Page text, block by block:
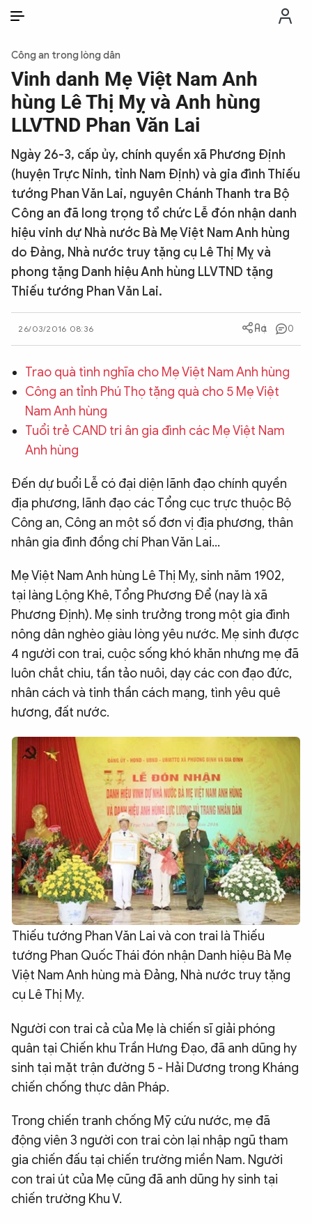
THỜI SỰ
CHỐNG DIỄN BIẾN HÒA BÌNH
CÔNG AN TRONG LÒNG DÂN
XÃ HỘI
PHÁP LUẬT
CÔNG NGHỆ
QUỐC TẾ
VĂN HÓA - THỂ THAO
BẠN ĐỌC & CAND
ĐA PHƯƠNG TIỆN
eMagazine
Podcast
Video Ảnh
Infographic
Chuyên đề
Công an trong lòng dân
Vinh danh Mẹ Việt Nam Anh
hùng Lê Thị Mỵ và Anh hùng
LLVTND Phan Văn Lai
Ngày 26-3, cấp ủy, chính quyền xã Phương Định
(huyện Trực Ninh, tỉnh Nam Định) và gia đình Thiếu
tướng Phan Văn Lai, nguyên Chánh Thanh tra Bộ
Công an đã long trọng tổ chức Lễ đón nhận danh
hiệu vinh dự Nhà nước Bà Mẹ Việt Nam Anh hùng
do Đảng, Nhà nước truy tặng cụ Lê Thị Mỵ và
phong tặng Danh hiệu Anh hùng LLVTND tặng
Thiếu tướng Phan Văn Lai.
26/03/2016 08:36 0
Trao quà tình nghĩa cho Mẹ Việt Nam Anh hùng
Công an tỉnh Phú Thọ tặng quà cho 5 Mẹ Việt
Nam Anh hùng
Tuổi trẻ CAND tri ân gia đình các Mẹ Việt Nam
Anh hùng
Đến dự buổi Lễ có đại diện lãnh đạo chính quyền
địa phương, lãnh đạo các Tổng cục trực thuộc Bộ
Công an, Công an một số đơn vị địa phương, thân
nhân gia đình đồng chí Phan Văn Lai...
Mẹ Việt Nam Anh hùng Lê Thị Mỵ, sinh năm 1902,
tại làng Lộng Khê, Tổng Phương Để (nay là xã
Phương Định). Mẹ sinh trưởng trong một gia đình
nông dân nghèo giàu lòng yêu nước. Mẹ sinh được
4 người con trai, cuộc sống khó khăn nhưng mẹ đã
luôn chắt chiu, tần tảo nuôi, dạy các con đạo đức,
nhân cách và tinh thần cách mạng, tình yêu quê
hương, đất nước.
Thiếu tướng Phan Văn Lai và con trai là Thiếu
tướng Phan Quốc Thái đón nhận Danh hiệu Bà Mẹ
Việt Nam Anh hùng mà Đảng, Nhà nước truy tặng
cụ Lê Thị Mỵ.
Người con trai cả của Mẹ là chiến sĩ giải phóng
quân tại Chiến khu Trần Hưng Đạo, đã anh dũng hy
sinh tại mặt trận đường 5 - Hải Dương trong Kháng
chiến chống thực dân Pháp.
Trong chiến tranh chống Mỹ cứu nước, mẹ đã
động viên 3 người con trai còn lại nhập ngũ tham
gia chiến đấu tại chiến trường miền Nam. Người
con trai út của Mẹ cũng đã anh dũng hy sinh tại
chiến trường Khu V.